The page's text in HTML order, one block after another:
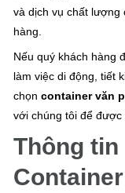
và dịch vụ chất lượng
hàng.
Nếu quý khách hàng
làm việc di động, tiết
chọncontainer văn
với chúng tôi để được
Thông tin